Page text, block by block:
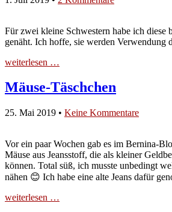
Für zwei kleine Schwestern habe ich diese
genäht. Ich hoffe, sie werden Verwendung
weiterlesen …
Mäuse-Täschchen
25. Mai 2019 • Keine Kommentare
Vor ein paar Wochen gab es im Bernina-
Mäuse aus Jeansstoff, die als kleiner
können. Total süß, ich musste unbedingt
nähen 😊 Ich habe eine alte Jeans dafür
weiterlesen …